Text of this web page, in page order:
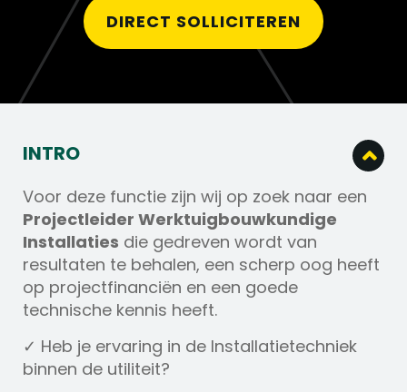
DIRECT SOLLICITEREN
INTRO
Voor deze functie zijn wij op zoek naar een
Projectleider Werktuigbouwkundige
Installaties die gedreven wordt van
resultaten te behalen, een scherp oog heeft
op projectfinanciën en een goede
technische kennis heeft.
✓ Heb je ervaring in de Installatietechniek
binnen de utiliteit?